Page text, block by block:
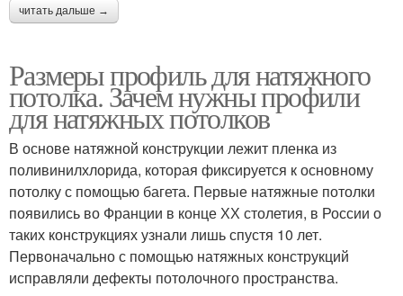
читать дальше →
Размеры профиль для натяжного
потолка. Зачем нужны профили
для натяжных потолков
В основе натяжной конструкции лежит пленка из
поливинилхлорида, которая фиксируется к основному
потолку с помощью багета. Первые натяжные потолки
появились во Франции в конце ХХ столетия, в России о
таких конструкциях узнали лишь спустя 10 лет.
Первоначально с помощью натяжных конструкций
исправляли дефекты потолочного пространства.